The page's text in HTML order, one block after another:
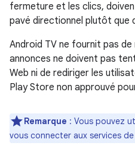
fermeture et les clics,
pavé directionnel plutôt que
Android TV ne fournit pas de
annonces ne doivent pas
Web ni de rediriger les
Play Store non approuvé
Remarque : Vous pouvez
vous connecter aux services